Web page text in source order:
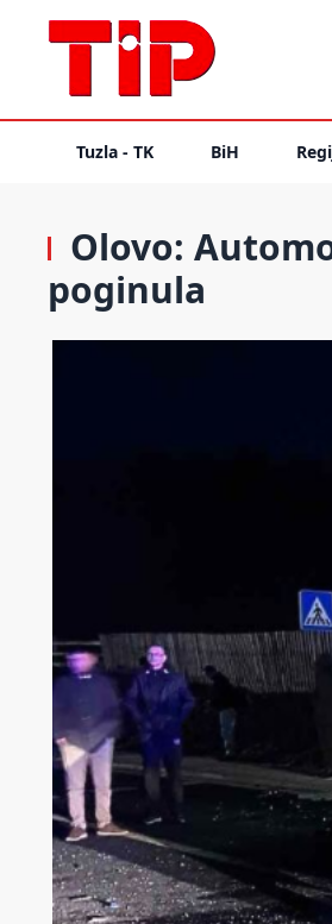
Tuzla - TK BiH
Olovo:
poginula